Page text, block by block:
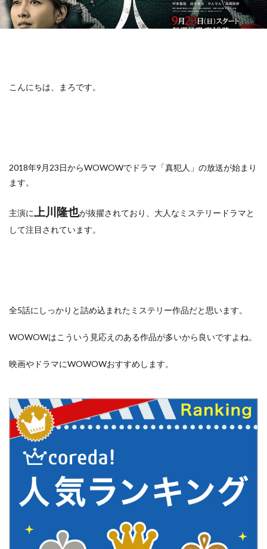
こんにちは、まろです。
2018年9月23日からWOWOWでドラマ「真犯人」の放送が始まり
ます。
主演に 上川隆也が抜擢されており、大人なミステリードラマと
して注目されています。
全5話にしっかりと詰め込まれたミステリー作品だと思います。
WOWOWはこういう見応えのある作品が多いから良いですよね。
映画やドラマにWOWOWおすすめします。